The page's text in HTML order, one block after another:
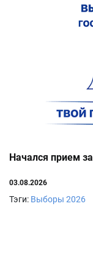
Начался прием
03.08.2026
Тэги: Выборы 2026